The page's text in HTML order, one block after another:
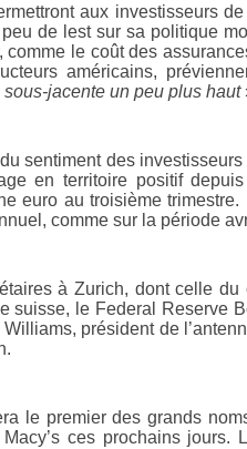
aux investisseurs
de lest sur sa politique
le coût des
américains,
sous-jacente un peu plus haut
sentiment des
en territoire positif
euro au troisième trimestre.
comme sur la période
à Zurich, dont celle
suisse, le Federal Reserve
président de
le premier des grands
ces prochains jours.